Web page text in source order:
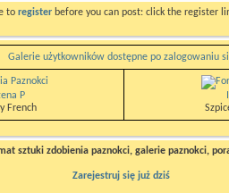
to register before you can post: click the register
Galerie użytkowników dostępne po zalogowaniu
P
French
sztuki zdobienia paznokci, galerie paznokci,
Zarejestruj się już dziś